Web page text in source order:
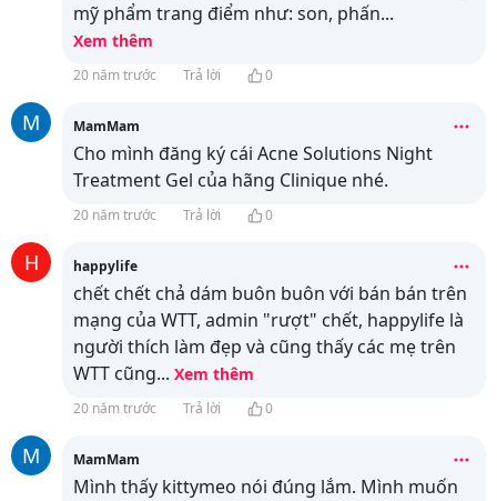
mỹ phẩm trang điểm như: son, phấn...
Xem thêm
20 năm trước Trả lời 0
M MamMam
Cho mình đăng ký cái Acne Solutions Night
Treatment Gel của hãng Clinique nhé.
20 năm trước Trả lời 0
H happylife
chết chết chả dám buôn buôn với bán bán trên
mạng của WTT, admin "rượt" chết, happylife là
người thích làm đẹp và cũng thấy các mẹ trên
WTT cũng... Xem thêm
20 năm trước Trả lời 0
M MamMam
Mình thấy kittymeo nói đúng lắm. Mình muốn